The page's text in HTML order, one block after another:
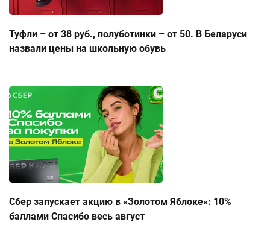
Туфли – от 38 руб., полуботинки – от 50. В Беларуси
назвали цены на школьную обувь
Сбер запускает акцию в «Золотом Яблоке»: 10%
баллами Спасибо весь август